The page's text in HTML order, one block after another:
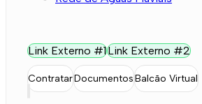
Link Externo #1Link Externo #2
ContratarDocumentosBalcão Virtual